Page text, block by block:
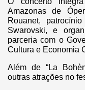
Amazonas de
Rouanet,
Swarovski, e
parceria com o
Cultura e Economia
Além de “La
outras atrações no